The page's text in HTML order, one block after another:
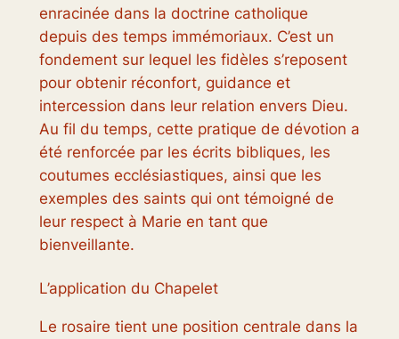
enracinée dans la doctrine catholique
depuis des temps immémoriaux. C’est un
fondement sur lequel les fidèles s’reposent
pour obtenir réconfort, guidance et
intercession dans leur relation envers Dieu.
Au fil du temps, cette pratique de dévotion a
été renforcée par les écrits bibliques, les
coutumes ecclésiastiques, ainsi que les
exemples des saints qui ont témoigné de
leur respect à Marie en tant que
bienveillante.
L’application du Chapelet
Le rosaire tient une position centrale dans la